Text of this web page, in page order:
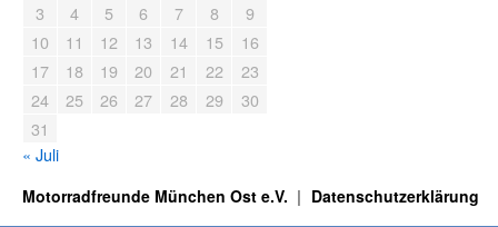
3
4 5 6 7 8
9
10
11 12 13 14 15
16
17
18 19 20 21 22
23
24
25 26 27 28 29
30
31
« Juli
Motorradfreunde München Ost e.V. Datenschutzerklärung